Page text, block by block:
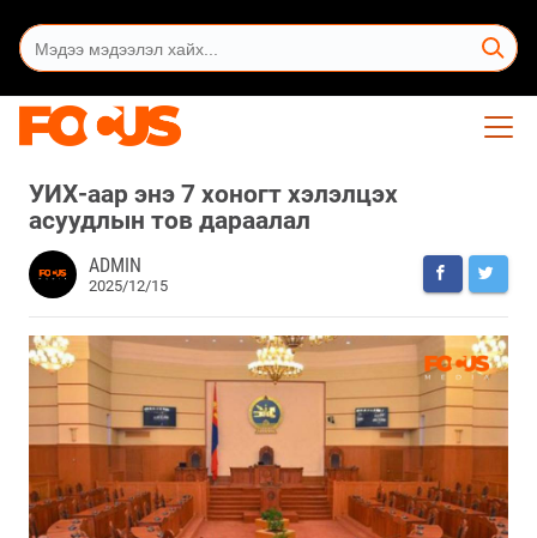
УИХ-аар энэ 7 хоногт хэлэлцэх
асуудлын тов дараалал
ADMIN
2025/12/15